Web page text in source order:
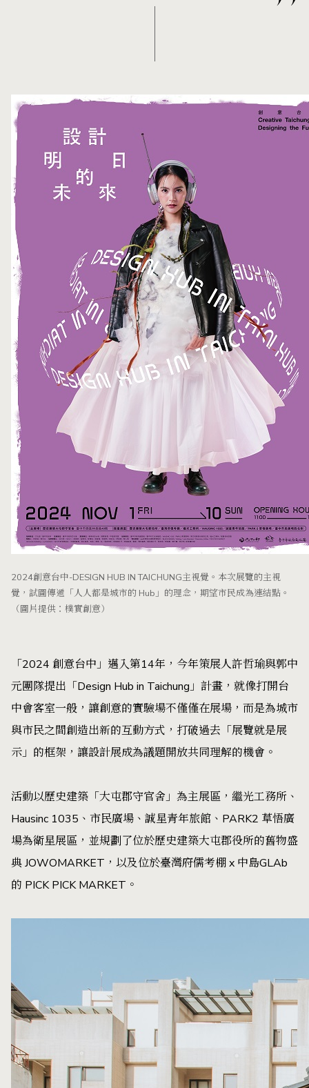
2024創意台中-DESIGN HUB IN TAICHUNG主視覺。本次展覽的主視
覺，試圖傳遞「人人都是城市的 Hub」的理念，期望市民成為連結點。
（圖片提供：樸實創意）
「2024 創意台中」邁入第14年，今年策展人許哲瑜與郭中
元團隊提出「Design Hub in Taichung」計畫，就像打開台
中會客室一般，讓創意的實驗場不僅僅在展場，而是為城市
與市民之間創造出新的互動方式，打破過去「展覽就是展
示」的框架，讓設計展成為議題開放共同理解的機會。
活動以歷史建築「大屯郡守官舍」為主展區，繼光工務所、
Hausinc 1035、市民廣場、誠星青年旅館、PARK2 草悟廣
場為衛星展區，並規劃了位於歷史建築大屯郡役所的舊物盛
典 JOWOMARKET，以及位於臺灣府儒考棚 x 中島GLAb
的 PICK PICK MARKET。